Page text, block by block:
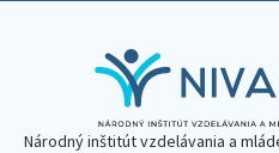
Národný inštitút vzdelávania a